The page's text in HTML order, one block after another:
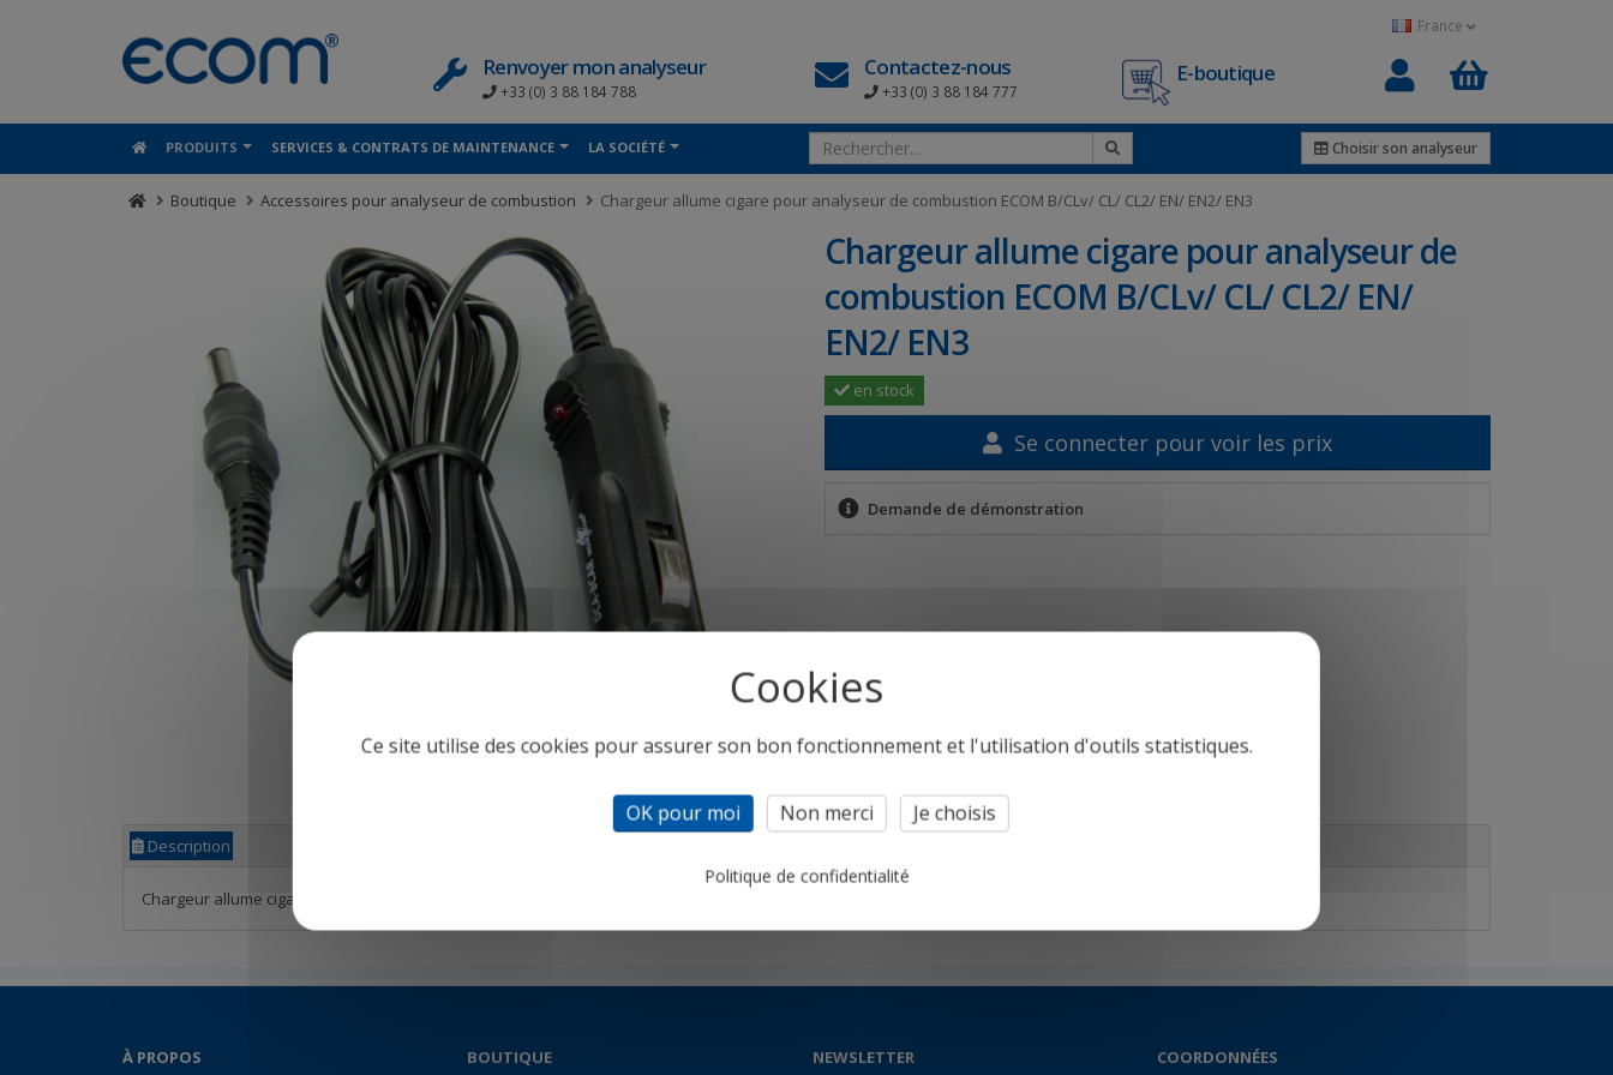
France
Renvoyer mon analyseur
+33 (0) 3 88 184 788
Contactez-nous
+33 (0) 3 88 184 777
E-boutique
0
PRODUITS SERVICES & CONTRATS DE MAINTENANCE LA SOCIÉTÉ Choisir son analyseur
Boutique Accessoires pour analyseur de combustion Chargeur allume cigare pour analyseur de combustion ECOM B/CLv/ CL/ CL2/ EN/ EN2/ EN3
Chargeur allume cigare pour analyseur de
combustion ECOM B/CLv/ CL/ CL2/ EN/
EN2/ EN3
en stock
Se connecter pour voir les prix
Demande de démonstration
Description
Chargeur allume cigare pour analyseur de combustion ECOM
À PROPOS BOUTIQUE NEWSLETTER COORDONNÉES
Ce site utilise des cookies pour assurer son bon fonctionnement et l'utilisation d'outils statistiques.
OK pour moi Non merci Je choisis
Politique de confidentialité